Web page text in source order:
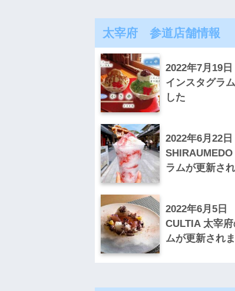
太宰府 参道店舗情報
2022年7月19
インスタグラ
した
2022年6月22
ラムが更新され
2022年6月5日
CULTIA 太宰
ムが更新され